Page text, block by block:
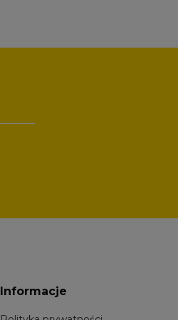
Informacje